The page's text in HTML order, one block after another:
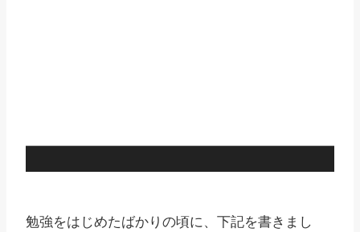
勉強をはじめたばかりの頃に、下記を書きまし